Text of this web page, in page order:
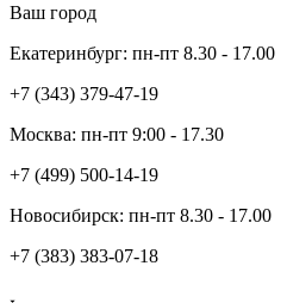
Ваш город
Екатеринбург: пн-пт 8.30 - 17.00
+7 (343) 379-47-19
Москва: пн-пт 9:00 - 17.30
+7 (499) 500-14-19
Новосибирск: пн-пт 8.30 - 17.00
+7 (383) 383-07-18